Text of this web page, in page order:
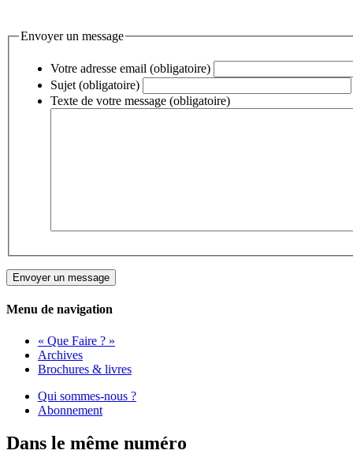
Envoyer un message
Votre adresse email (obligatoire)
Sujet (obligatoire)
Texte de votre message (obligatoire)
Menu de navigation
« Que Faire ? »
Archives
Brochures & livres
Qui sommes-nous ?
Abonnement
Dans le même numéro